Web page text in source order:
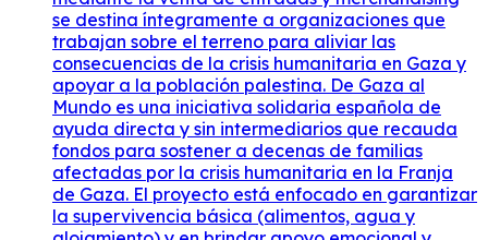
se destina íntegramente a organizaciones que
trabajan sobre el terreno para aliviar las
consecuencias de la crisis humanitaria en Gaza y
apoyar a la población palestina. De Gaza al
Mundo es una iniciativa solidaria española de
ayuda directa y sin intermediarios que recauda
fondos para sostener a decenas de familias
afectadas por la crisis humanitaria en la Franja
de Gaza. El proyecto está enfocado en garantizar
la supervivencia básica (alimentos, agua y